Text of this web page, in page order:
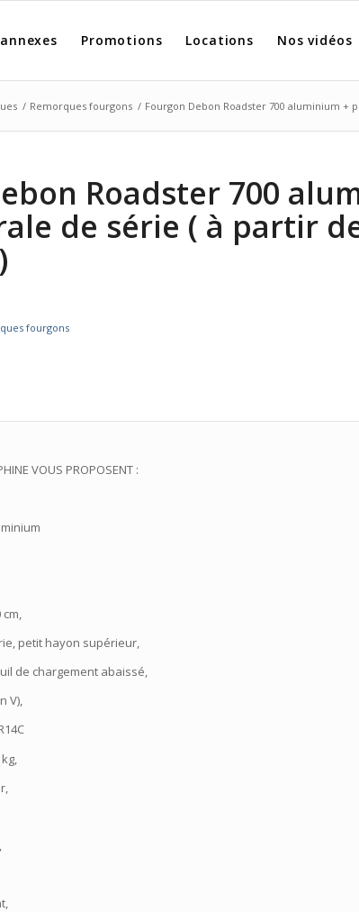
Promotions Locations Nos vidéos
/ Remorques fourgons / Fourgon Debon Roadster 700 aluminium +
Roadster 700
de série ( à partir
fourgons
VOUS PROPOSENT :
cm,
petit hayon supérieur,
de chargement abaissé,
V),